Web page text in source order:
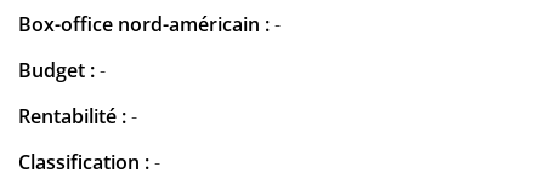
Box-office nord-américain :-
Budget :-
Rentabilité :-
Classification :-